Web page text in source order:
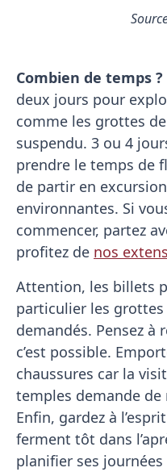
Combien de temps ?
deux jours pour
comme les grottes
suspendu. 3 ou 4
prendre le temps de
de partir en
environnantes. Si
commencer, partez
profitez de nos
Attention, les billets
particulier les
demandés. Pensez à
c’est possible.
chaussures car la
temples demande
Enfin, gardez à
ferment tôt dans
planifier ses